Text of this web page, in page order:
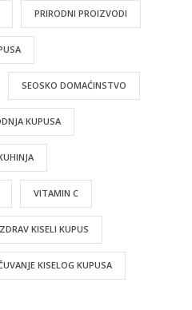
PRIRODNI PROIZVODI
SEOSKO DOMAĆINSTVO
KUPUSA
VITAMIN C
ZDRAV KISELI KUPUS
KISELOG KUPUSA